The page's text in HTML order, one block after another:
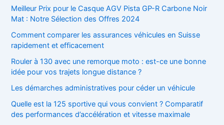
Meilleur Prix pour le Casque AGV Pista GP-R Carbone Noir
Mat : Notre Sélection des Offres 2024
Comment comparer les assurances véhicules en Suisse
rapidement et efficacement
Rouler à 130 avec une remorque moto : est-ce une bonne
idée pour vos trajets longue distance ?
Les démarches administratives pour céder un véhicule
Quelle est la 125 sportive qui vous convient ? Comparatif
des performances d’accélération et vitesse maximale